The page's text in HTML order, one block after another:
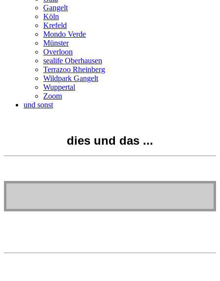
Gangelt
Köln
Krefeld
Mondo Verde
Münster
Overloon
sealife Oberhausen
Terrazoo Rheinberg
Wildpark Gangelt
Wuppertal
Zoom
und sonst
dies und das ...